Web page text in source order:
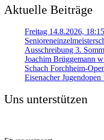
Aktuelle Beiträge
Freitag 14.8.2026,
Ausschreibung 3.
Joachim Brüggemann
Schach Forchheim-
Eisenacher
Uns unterstützen